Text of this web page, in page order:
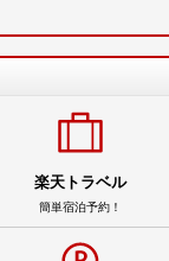
楽天トラベル
簡単宿泊予約！